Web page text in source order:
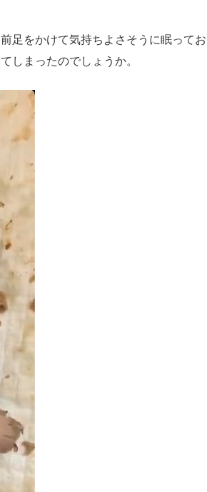
足をかけて気持ちよさそうに眠ってお
しまったのでしょうか。